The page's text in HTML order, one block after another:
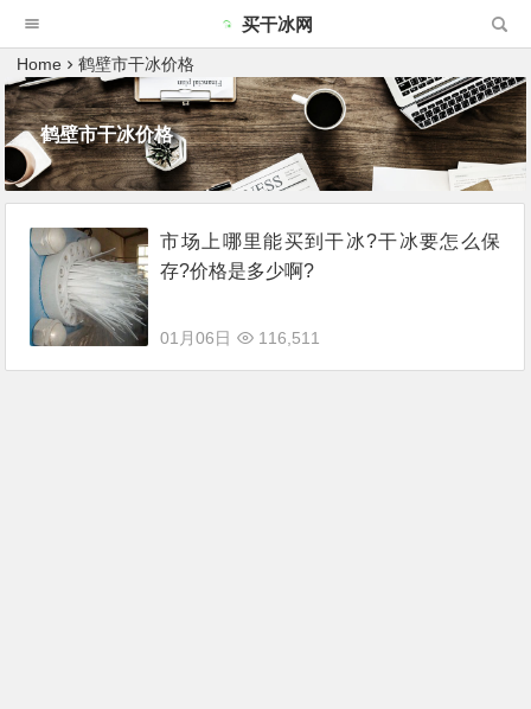
买干冰网
Home 鹤壁市干冰价格
鹤壁市干冰价格
市场上哪里能买到干冰?干冰要怎么保
存?价格是多少啊?
01月06日 116,511